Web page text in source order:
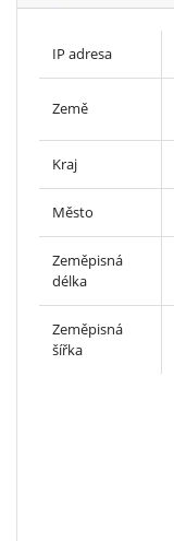
IP adresa
Země
Kraj
Město
Zeměpisná
délka
Zeměpisná
šířka